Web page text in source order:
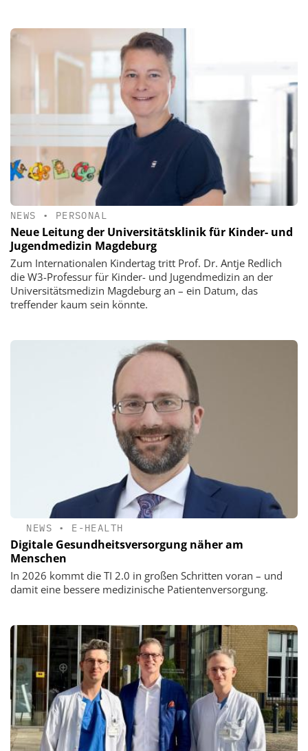
NEWS • PERSONAL
Neue Leitung der Universitätsklinik für Kinder- und
Jugendmedizin Magdeburg
Zum Internationalen Kindertag tritt Prof. Dr. Antje Redlich
die W3-Professur für Kinder- und Jugendmedizin an der
Universitätsmedizin Magdeburg an – ein Datum, das
treffender kaum sein könnte.
NEWS • E-HEALTH
Digitale Gesundheits­versorgung näher am
Menschen
In 2026 kommt die TI 2.0 in großen Schritten voran – und
damit eine bessere medizinische Patientenversorgung.